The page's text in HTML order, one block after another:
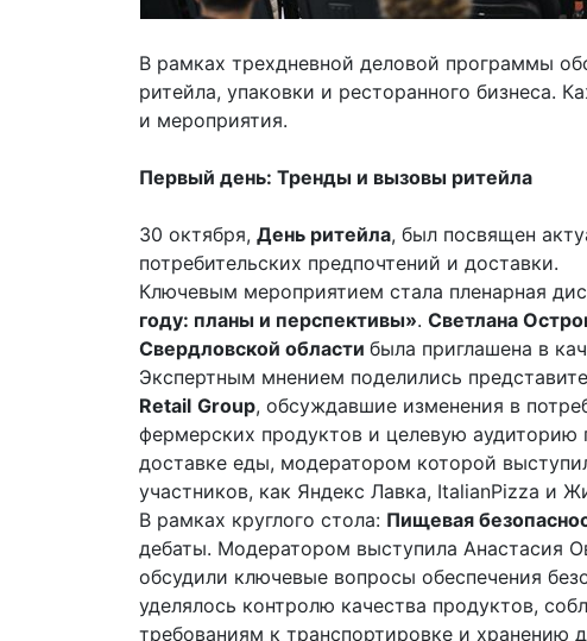
В рамках трехдневной деловой программы
ритейла, упаковки и ресторанного бизнеса.
и мероприятия.
Первый день: Тренды и вызовы ритейла
30 октября, День ритейла, был посвящен
потребительских предпочтений и доставки.
Ключевым мероприятием стала пленарная
году: планы и перспективы». Светлана
Свердловской области была приглашена в
Экспертным мнением поделились
Retail Group, обсуждавшие изменения в
фермерских продуктов и целевую аудиторию
доставке еды, модератором которой
участников, как Яндекс Лавка, ItalianPizza и
В рамках круглого стола: Пищевая
дебаты. Модератором выступила Анастасия
обсудили ключевые вопросы обеспечения
уделялось контролю качества продуктов,
требованиям к транспортировке и хранению